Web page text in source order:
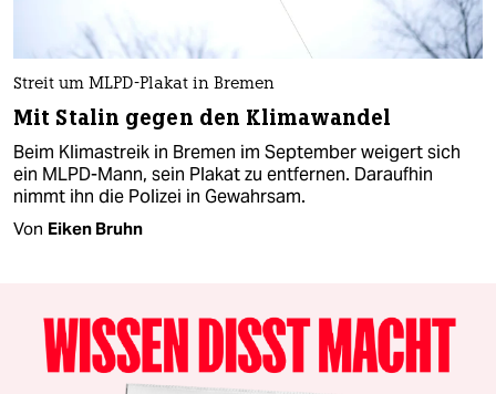
Streit um MLPD-Plakat in Bremen
Mit Stalin gegen den Klimawandel
Beim Klimastreik in Bremen im September weigert sich
ein MLPD-Mann, sein Plakat zu entfernen. Daraufhin
nimmt ihn die Polizei in Gewahrsam.
Von Eiken Bruhn